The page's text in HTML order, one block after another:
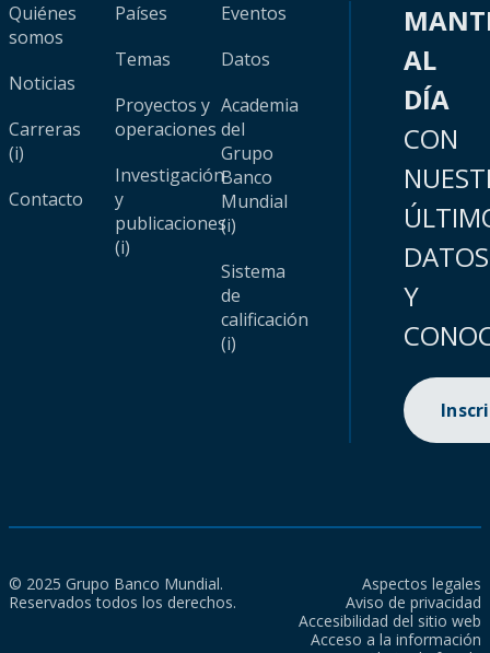
Quiénes
somos
Noticias
Carreras
(i)
Contacto
Países
Temas
Proyectos y
operaciones
Investigación
y
publicaciones
(i)
Eventos
Datos
Academia
del
Grupo
Banco
Mundial
(i)
Sistema
de
calificación
(i)
AL
DÍA
CON
DATOS
Y
© 2025 Grupo Banco Mundial.
Reservados todos los derechos.
Aspectos legales
Aviso de privacidad
Accesibilidad del sitio web
Acceso a la información